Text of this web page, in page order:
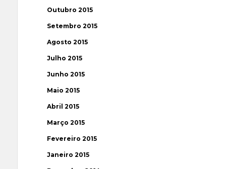
Outubro 2015
Setembro 2015
Agosto 2015
Julho 2015
Junho 2015
Maio 2015
Abril 2015
Março 2015
Fevereiro 2015
Janeiro 2015